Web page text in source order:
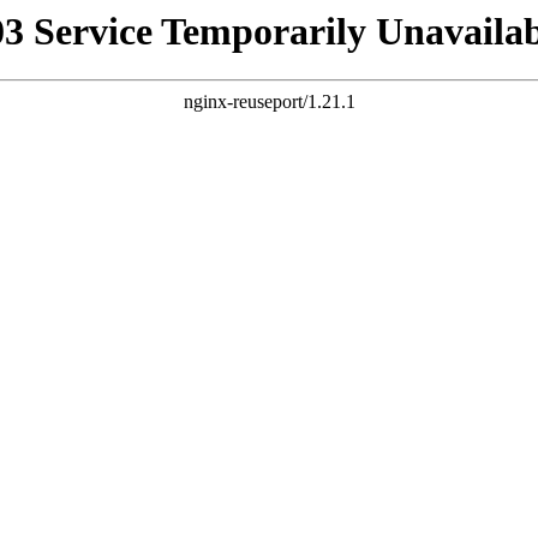
Service Temporarily
nginx-reuseport/1.21.1